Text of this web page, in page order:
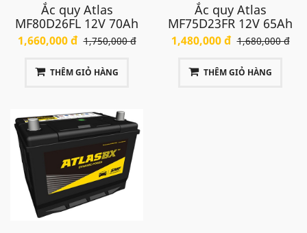
Ắc quy Atlas
MF80D26FL 12V 70Ah
1,660,000 đ 1,750,000 đ
THÊM GIỎ HÀNG
Ắc quy Atlas
MF75D23FR 12V 65Ah
1,480,000 đ 1,680,000 đ
THÊM GIỎ HÀNG